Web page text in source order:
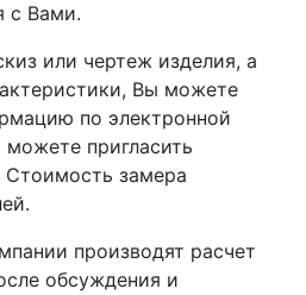
с Вами.
или чертеж изделия, а
Вы можете
по электронной
пригласить
Стоимость замера
производят расчет
обсуждения и